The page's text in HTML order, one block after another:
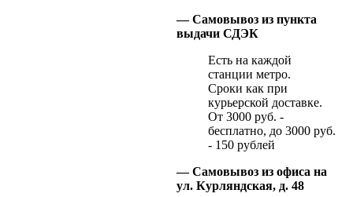
— Самовывоз из пункта
выдачи СДЭК
Есть на каждой
станции метро.
Сроки как при
курьерской доставке.
От 3000 руб. -
бесплатно, до 3000 руб.
- 150 рублей
— Самовывоз из офиса на
ул. Курляндская, д. 48